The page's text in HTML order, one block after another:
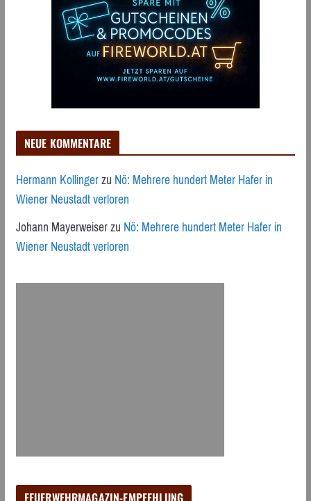
NEUE KOMMENTARE
Hermann KollingerzuNö: Mehrere hundert Meter Hafer in
Wiener Neustadt verloren
Johann MayerweiserzuNö: Mehrere hundert Meter Hafer in
Wiener Neustadt verloren
FEUERWEHRMAGAZIN-EMPFEHLUNG